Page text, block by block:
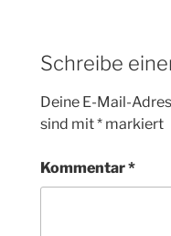
Schreibe
Deine E-Mail-
sind mit* markiert
Kommentar*